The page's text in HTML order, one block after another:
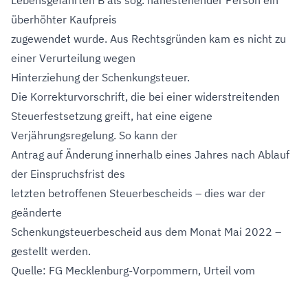
überhöhter Kaufpreis
zugewendet wurde. Aus Rechtsgründen kam es nicht zu
einer Verurteilung wegen
Hinterziehung der Schenkungsteuer.
Die Korrekturvorschrift, die bei einer widerstreitenden
Steuerfestsetzung greift, hat eine eigene
Verjährungsregelung. So kann der
Antrag auf Änderung innerhalb eines Jahres nach Ablauf
der Einspruchsfrist des
letzten betroffenen Steuerbescheids – dies war der
geänderte
Schenkungsteuerbescheid aus dem Monat Mai 2022 –
gestellt werden.
Quelle: FG Mecklenburg-Vorpommern, Urteil vom